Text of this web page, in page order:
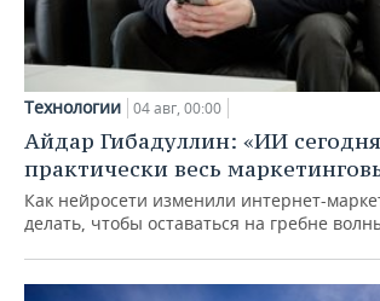
Технологии 04 авг, 00:00
Айдар Гибадуллин: «ИИ
практически весь
Как нейросети изменили интернет-
делать, чтобы оставаться на гребне